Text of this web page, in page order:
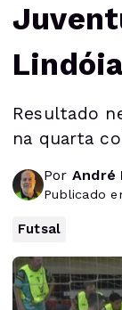
Resultado
na quarta
Por André
Publicado
Futsal